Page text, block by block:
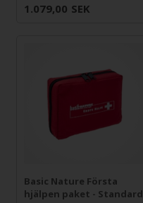
1.079,00 SEK
Basic Nature Första
hjälpen paket - Standard